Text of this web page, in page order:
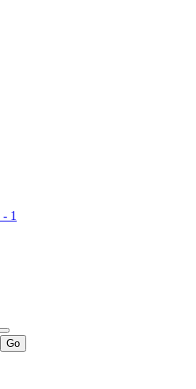
- 1
Go